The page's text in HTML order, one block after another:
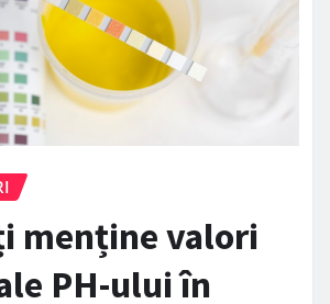
menține valori
PH-ului în